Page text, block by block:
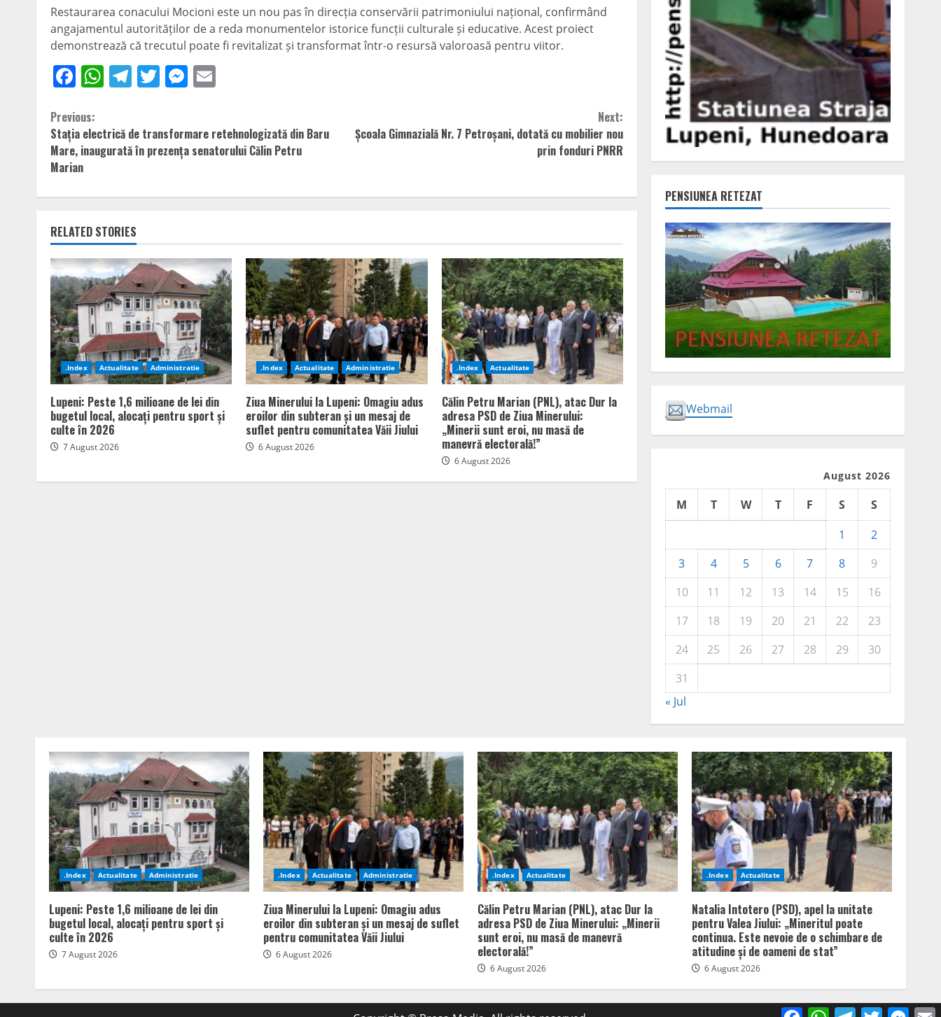
Restaurarea conacului Mocioni este un nou pas în direcția conservării patrimoniului național, confirmând
angajamentul autorităților de a reda monumentelor istorice funcții culturale și educative. Acest proiect
demonstrează că trecutul poate fi revitalizat și transformat într-o resursă valoroasă pentru viitor.
Facebook
WhatsApp
Telegram
TwitterMessenger
Continue
Reading
Previous:
Stația electrică de transformare retehnologizată din Baru
Mare, inaugurată în prezența senatorului Călin Petru
Marian
Next:
Școala Gimnazială Nr. 7 Petroșani, dotată cu mobilier nou
prin fonduri PNRR
RELATED STORIES
.Index Actualitate Administratie
Lupeni: Peste 1,6 milioane de lei din
bugetul local, alocați pentru sport și
culte în 2026
7 August 2026
.Index Actualitate Administratie
Ziua Minerului la Lupeni: Omagiu adus
eroilor din subteran și un mesaj de
suflet pentru comunitatea Văii Jiului
6 August 2026
.Index Actualitate
Călin Petru Marian (PNL), atac Dur la
adresa PSD de Ziua Minerului:
„Minerii sunt eroi, nu masă de
manevră electorală!”
6 August 2026
PENSIUNEA RETEZAT
Webmail
August 2026
M T W T F S
S
1
2
3
4 5 6 7 8
9
10
11 12 13 14 15
16
17
18 19 20 21 22
23
24
25 26 27 28 29
30
31
« Jul
.Index Actualitate Administratie
Lupeni: Peste 1,6 milioane de lei din
bugetul local, alocați pentru sport și
culte în 2026
7 August 2026
.Index Actualitate Administratie
Ziua Minerului la Lupeni: Omagiu adus
eroilor din subteran și un mesaj de suflet
pentru comunitatea Văii Jiului
6 August 2026
.Index Actualitate
Călin Petru Marian (PNL), atac Dur la
adresa PSD de Ziua Minerului: „Minerii
sunt eroi, nu masă de manevră
electorală!”
6 August 2026
.Index Actualitate
Natalia Intotero (PSD), apel la unitate
pentru Valea Jiului: „Mineritul poate
continua. Este nevoie de o schimbare de
atitudine și de oameni de stat”
6 August 2026
FacebookWhatsAppTelegram
Twitter